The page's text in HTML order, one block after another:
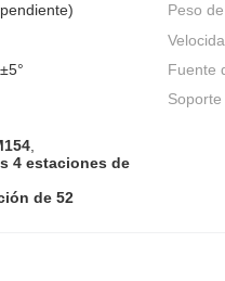
Peso
Fuente
,
4 estaciones de
de 52